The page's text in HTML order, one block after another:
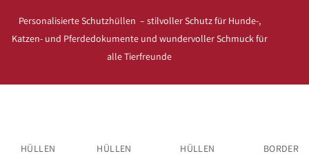
Personalisierte Schutzhüllen – stilvoller Schutz für Hunde-,
Katzen- und Pferdedokumente und wundervoller Schmuck für
alle Tierfreunde
HÜLLEN HÜLLEN HÜLLEN BORDER